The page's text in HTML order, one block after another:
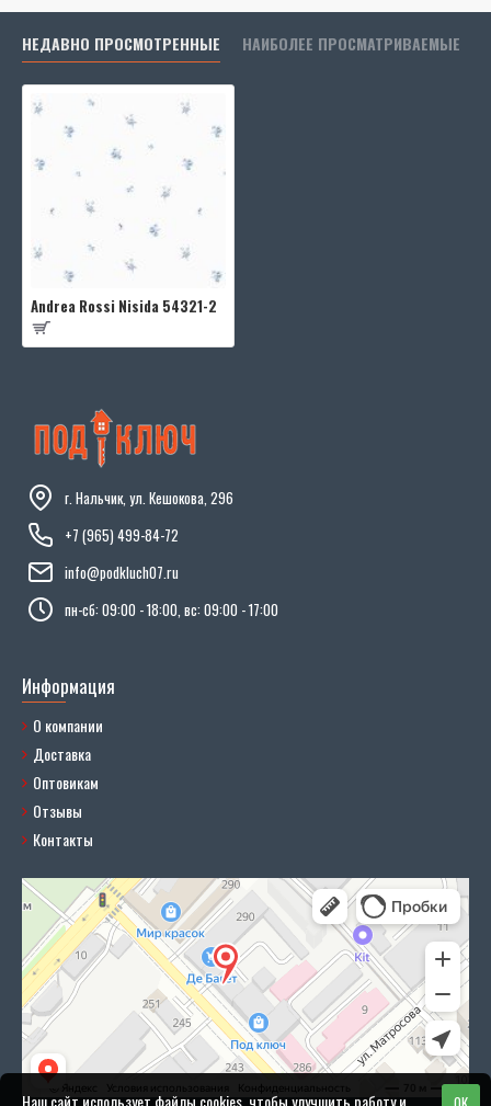
НЕДАВНО ПРОСМОТРЕННЫЕ НАИБОЛЕЕ ПРОСМАТРИВАЕМЫЕ
Andrea Rossi Nisida 54321-2
г. Нальчик, ул. Кешокова, 296
+7 (965) 499-84-72
info@podkluch07.ru
пн-сб: 09:00 - 18:00, вс: 09:00 - 17:00
Информация
О компании
Доставка
Оптовикам
Отзывы
Контакты
Наш сайт использует файлы cookies, чтобы улучшить работу и